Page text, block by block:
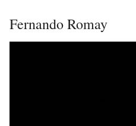
Fernando Romay